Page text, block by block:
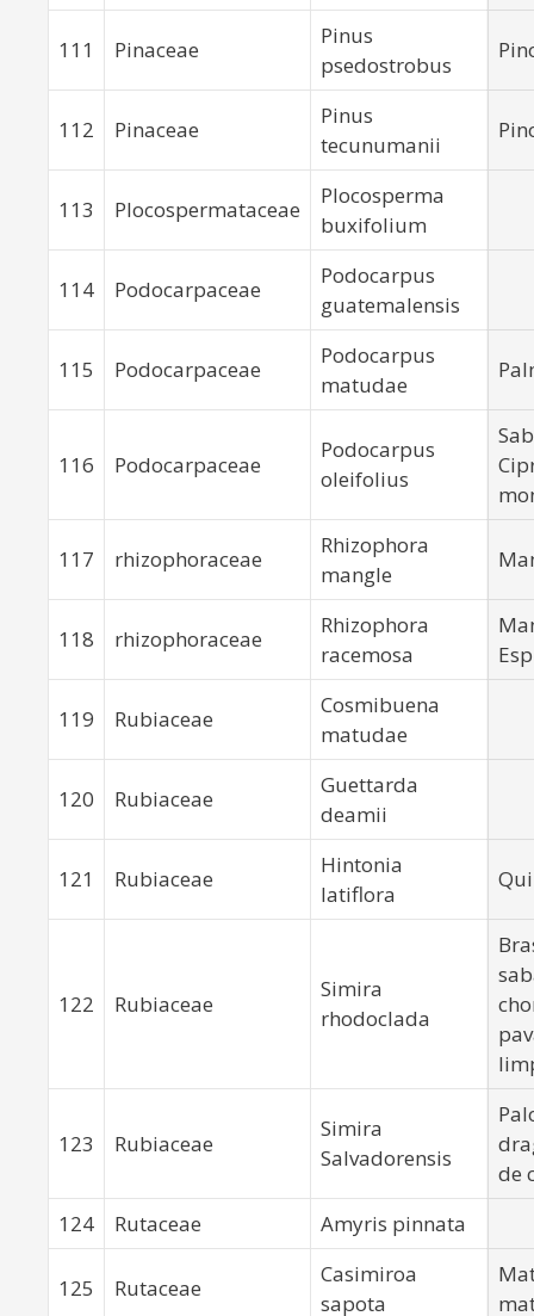
111 Pinaceae
Pinus
psedostrobus
112 Pinaceae
Pinus
tecunumanii
113 Plocospermataceae
Plocosperma
buxifolium
114 Podocarpaceae
Podocarpus
guatemalensis
115 Podocarpaceae
Podocarpus
matudae
116 Podocarpaceae
Podocarpus
oleifolius
117 rhizophoraceae
Rhizophora
mangle
118 rhizophoraceae
Rhizophora
racemosa
119 Rubiaceae
Cosmibuena
matudae
120 Rubiaceae
Guettarda
deamii
121 Rubiaceae
Hintonia
latiflora
122 Rubiaceae
Simira
rhodoclada
123 Rubiaceae
Simira
Salvadorensis
de
124
Rutaceae Amyris pinnata
125 Rutaceae
Casimiroa
sapota